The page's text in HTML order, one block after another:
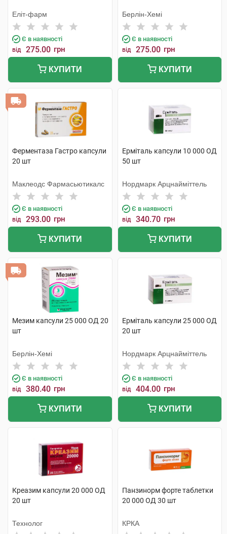
Еліт-фарм
Є в наявності
від 275.00 грн
КУПИТИ
Берлін-Хемі
Є в наявності
від 275.00 грн
КУПИТИ
Ферментаза Гастро капсули
20 шт
Маклеодс Фармасьютикалс
Є в наявності
від 293.00 грн
КУПИТИ
Ерміталь капсули 10 000 ОД
50 шт
Нордмарк Арцнайміттель
Є в наявності
від 340.70 грн
КУПИТИ
Мезим капсули 25 000 ОД 20
шт
Берлін-Хемі
Є в наявності
від 380.40 грн
КУПИТИ
Ерміталь капсули 25 000 ОД
20 шт
Нордмарк Арцнайміттель
Є в наявності
від 404.00 грн
КУПИТИ
Креазим капсули 20 000 ОД
20 шт
Технолог
Панзинорм форте таблетки
20 000 ОД 30 шт
КРКА